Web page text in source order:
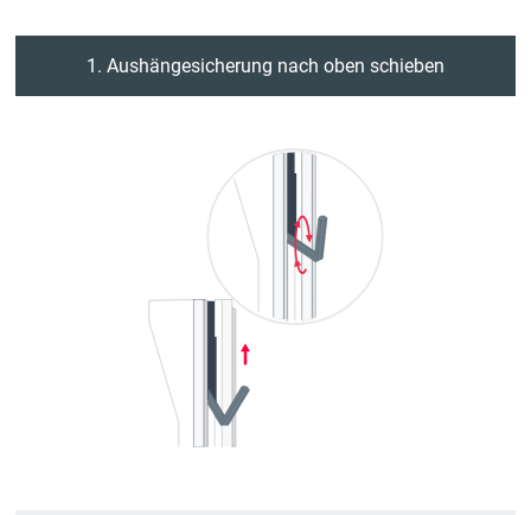
1. Aushängesicherung nach oben schieben